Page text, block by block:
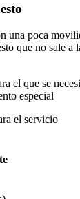
una poca
que no sale
el que se
especial
el servicio